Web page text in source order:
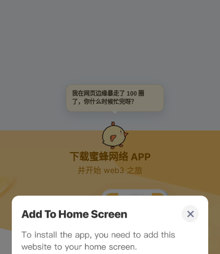
下载蜜蜂网络 APP
并开始 web3 之旅
我在网页边缘暴走了 100 圈
了，你什么时候忙完呀？